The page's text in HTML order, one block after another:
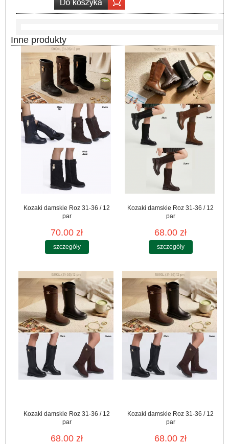
Inne produkty
Kozaki damskie Roz 31-36 / 12
par
70.00 zł
szczegóły
Kozaki damskie Roz 31-36 / 12
par
68.00 zł
szczegóły
Kozaki damskie Roz 31-36 / 12
par
68.00 zł
Kozaki damskie Roz 31-36 / 12
par
68.00 zł